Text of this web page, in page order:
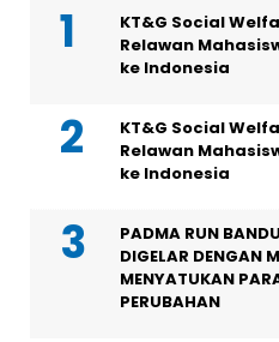
KT&G Social
Relawan
ke Indonesia
KT&G Social
Relawan
ke Indonesia
PADMA RUN
DIGELAR DENGAN
MENYATUKAN
PERUBAHAN